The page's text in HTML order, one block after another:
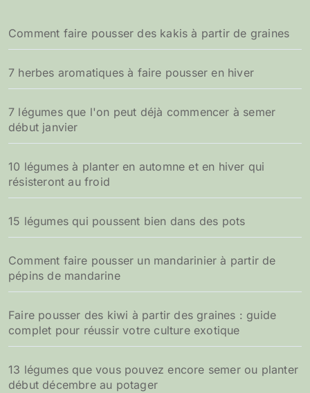
e
r
:
Comment faire pousser des kakis à partir de graines
7 herbes aromatiques à faire pousser en hiver
7 légumes que l'on peut déjà commencer à semer
début janvier
10 légumes à planter en automne et en hiver qui
résisteront au froid
15 légumes qui poussent bien dans des pots
Comment faire pousser un mandarinier à partir de
pépins de mandarine
Faire pousser des kiwi à partir des graines : guide
complet pour réussir votre culture exotique
13 légumes que vous pouvez encore semer ou planter
début décembre au potager